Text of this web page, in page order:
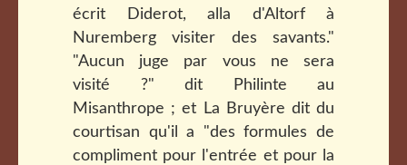
écrit Diderot, alla d'Altorf à
Nuremberg visiter des savants."
"Aucun juge par vous ne sera
visité ?" dit Philinte au
Misanthrope ; et La Bruyère dit du
courtisan qu'il a "des formules de
compliment pour l'entrée et pour la